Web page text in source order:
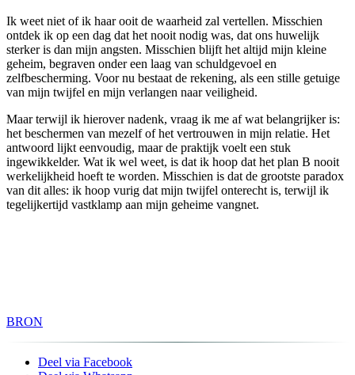
Ik weet niet of ik haar ooit de waarheid zal vertellen. Misschien
ontdek ik op een dag dat het nooit nodig was, dat ons huwelijk
sterker is dan mijn angsten. Misschien blijft het altijd mijn kleine
geheim, begraven onder een laag van schuldgevoel en
zelfbescherming. Voor nu bestaat de rekening, als een stille getuige
van mijn twijfel en mijn verlangen naar veiligheid.
Maar terwijl ik hierover nadenk, vraag ik me af wat belangrijker is:
het beschermen van mezelf of het vertrouwen in mijn relatie. Het
antwoord lijkt eenvoudig, maar de praktijk voelt een stuk
ingewikkelder. Wat ik wel weet, is dat ik hoop dat het plan B nooit
werkelijkheid hoeft te worden. Misschien is dat de grootste paradox
van dit alles: ik hoop vurig dat mijn twijfel onterecht is, terwijl ik
tegelijkertijd vastklamp aan mijn geheime vangnet.
BRON
Deel via Facebook